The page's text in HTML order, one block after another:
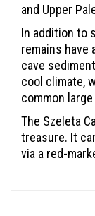
and Upper
In addition to
remains have
cave
cool climate,
common
The Szeleta
treasure. It
via a red-